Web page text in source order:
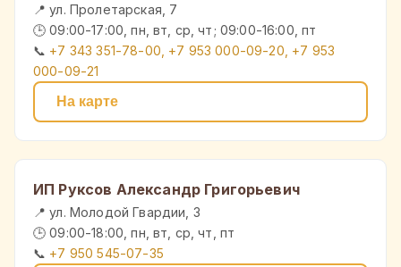
📍 ул. Пролетарская, 7
🕒 09:00-17:00, пн, вт, ср, чт; 09:00-16:00, пт
📞 +7 343 351-78-00, +7 953 000-09-20, +7 953
000-09-21
На карте
ИП Руксов Александр Григорьевич
📍 ул. Молодой Гвардии, 3
🕒 09:00-18:00, пн, вт, ср, чт, пт
📞 +7 950 545-07-35